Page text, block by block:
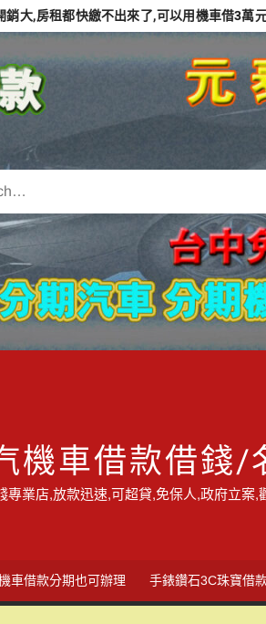
,房租都快繳不出來了,可以用機車借3萬元嗎?
機車借款借錢/
業店,放款迅速,可超貸,免保人,政府立
車借款分期也可辦理 手錶鑽石3C珠寶借